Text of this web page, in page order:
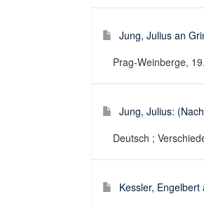
Jung, Julius an
Prag-Weinberge,
Jung, Julius:
Deutsch ;
Kessler,